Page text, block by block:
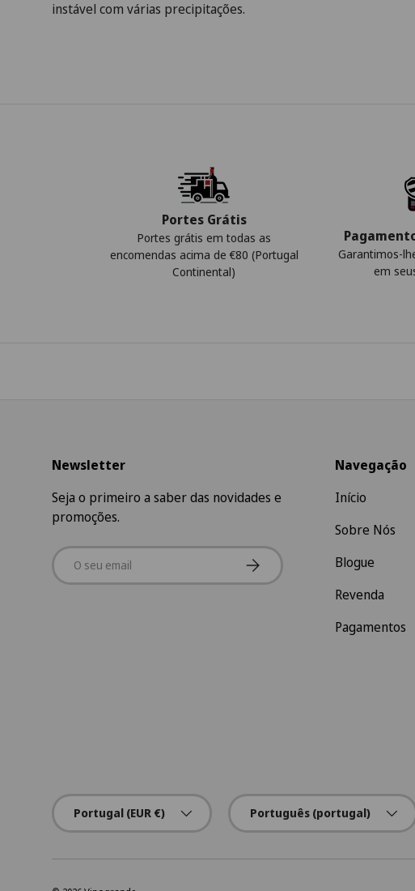
instável com várias precipitações.
Portes Grátis
Portes grátis em todas as
encomendas acima de €80 (Portugal
Continental)
Garantimos-
em
Newsletter
Seja o primeiro a saber das novidades e
promoções.
Email Subscrever
Navegação
Início
Sobre Nós
Blogue
Revenda
Pagamentos
País/Região
Portugal (EUR €)
Idioma
Português (portugal)